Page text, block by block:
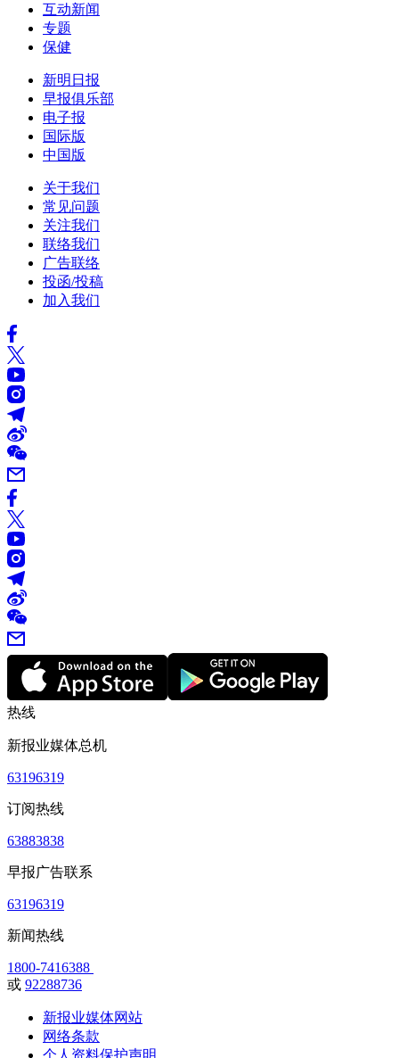
互动新闻
专题
保健
新明日报
早报俱乐部
电子报
国际版
中国版
关于我们
常见问题
关注我们
联络我们
广告联络
投函/投稿
加入我们
热线
新报业媒体总机
63196319
订阅热线
63883838
早报广告联系
63196319
新闻热线
1800-7416388
或 92288736
新报业媒体网站
网络条款